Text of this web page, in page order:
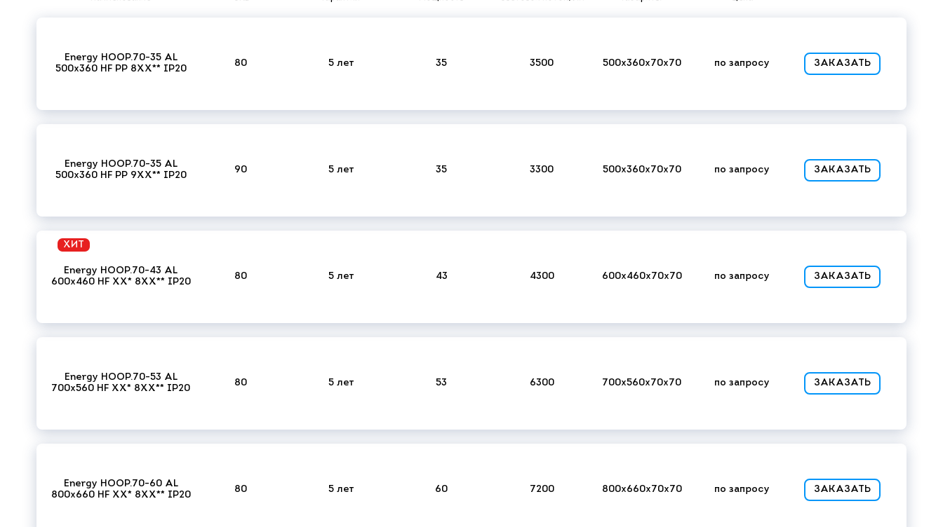
Energy HOOP.70-35 AL
500x360 HF PP 8XX** IP20
80 5 лет 35 3500 500x360x70x70 по запросу ЗАКАЗАТЬ
Energy HOOP.70-35 AL
500x360 HF PP 9XX** IP20
90 5 лет 35 3300 500x360x70x70 по запросу ЗАКАЗАТЬ
Energy HOOP.70-43 AL
600x460 HF XX* 8XX** IP20
80 5 лет 43 4300 600x460x70x70 по запросу ЗАКАЗАТЬ
ХИТ
Energy HOOP.70-53 AL
700x560 HF XX* 8XX** IP20
80 5 лет 53 6300 700x560x70x70 по запросу ЗАКАЗАТЬ
Energy HOOP.70-60 AL
800x660 HF XX* 8XX** IP20
80 5 лет 60 7200 800x660x70x70 по запросу ЗАКАЗАТЬ